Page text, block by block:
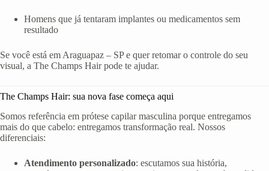
Homens que já tentaram implantes ou medicamentos sem
resultado
Se você está em Araguapaz – SP e quer retomar o controle do seu
visual, a The Champs Hair pode te ajudar.
The Champs Hair: sua nova fase começa aqui
Somos referência em prótese capilar masculina porque entregamos
mais do que cabelo: entregamos transformação real. Nossos
diferenciais:
Atendimento personalizado: escutamos sua história,